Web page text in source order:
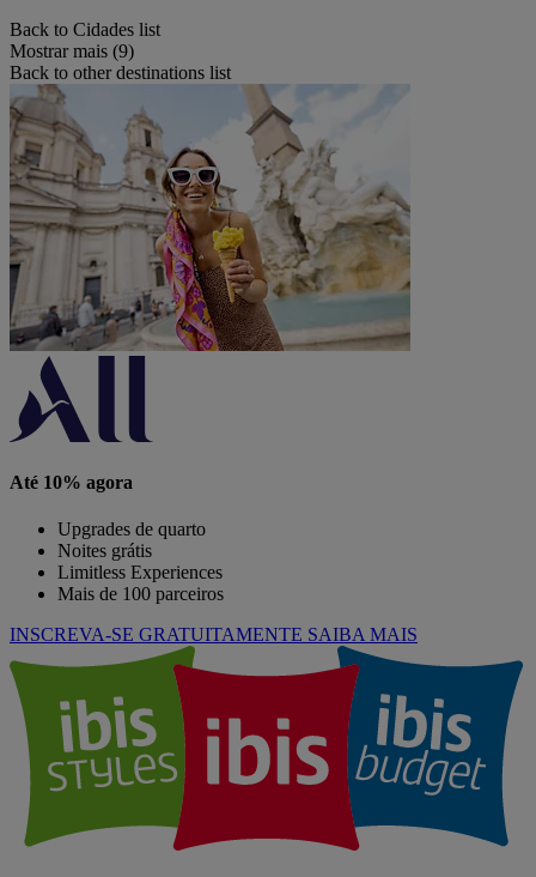
Back to Cidades list
Mostrar mais (9)
Back to other destinations list
Até 10% agora
Upgrades de quarto
Noites grátis
Limitless Experiences
Mais de 100 parceiros
INSCREVA-SE GRATUITAMENTE SAIBA MAIS